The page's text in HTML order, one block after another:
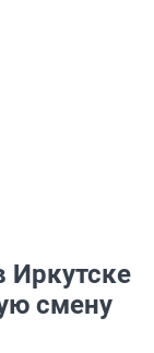
Иркутске
смену